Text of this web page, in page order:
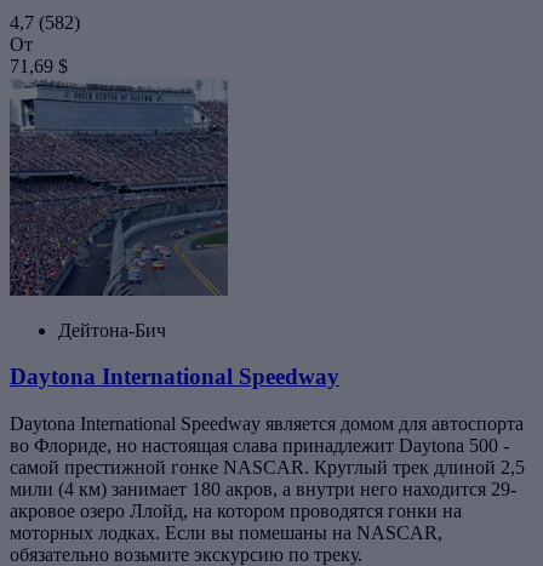
4,7 (582)
От
71,69 $
Дейтона-Бич
Daytona International Speedway
Daytona International Speedway является домом для автоспорта
во Флориде, но настоящая слава принадлежит Daytona 500 -
самой престижной гонке NASCAR. Круглый трек длиной 2,5
мили (4 км) занимает 180 акров, а внутри него находится 29-
акровое озеро Ллойд, на котором проводятся гонки на
моторных лодках. Если вы помешаны на NASCAR,
обязательно возьмите экскурсию по треку.